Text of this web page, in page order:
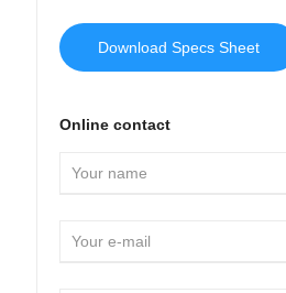
Download Specs Sheet
Online contact